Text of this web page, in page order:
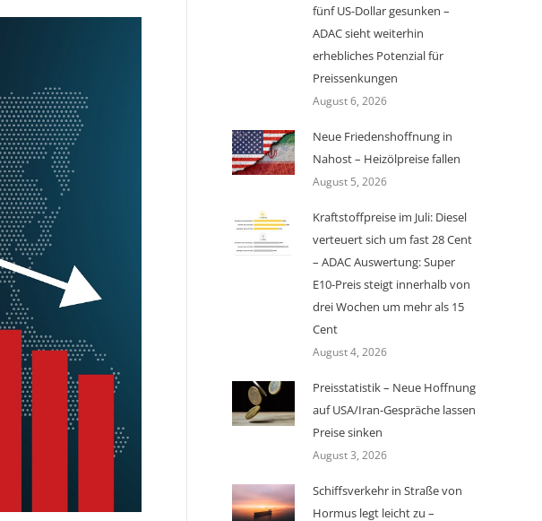
fünf US-Dollar gesunken –
ADAC sieht weiterhin
erhebliches Potenzial für
Preissenkungen
August 6, 2026
Neue Friedenshoffnung in
Nahost – Heizölpreise fallen
August 5, 2026
Kraftstoffpreise im Juli: Diesel
verteuert sich um fast 28 Cent
– ADAC Auswertung: Super
E10-Preis steigt innerhalb von
drei Wochen um mehr als 15
Cent
August 4, 2026
Preisstatistik – Neue Hoffnung
auf USA/Iran-Gespräche lassen
Preise sinken
August 3, 2026
Schiffsverkehr in Straße von
Hormus legt leicht zu –